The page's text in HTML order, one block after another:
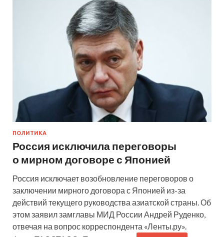
ПОЛИТИКА
Россия исключила переговоры
о мирном договоре с Японией
Россия исключает возобновление переговоров о
заключении мирного договора с Японией из-за
действий текущего руководства азиатской страны. Об
этом заявил замглавы МИД России Андрей Руденко,
отвечая на вопрос корреспондента «Ленты.ру».